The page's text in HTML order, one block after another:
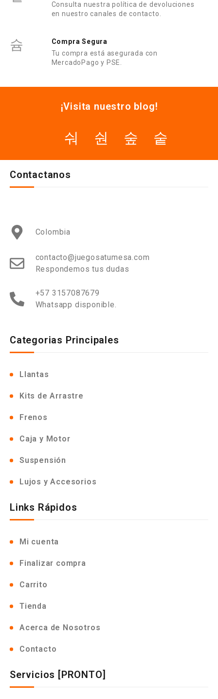
Consulta nuestra política de devoluciones
en nuestro canales de contacto.
Compra Segura
Tu compra está asegurada con
MercadoPago y PSE.
¡Visita nuestro blog!
Contactanos
Colombia
contacto@juegosatumesa.com
Respondemos tus dudas
+57 3157087679
Whatsapp disponible.
Categorias Principales
Llantas
Kits de Arrastre
Frenos
Caja y Motor
Suspensión
Lujos y Accesorios
Links Rápidos
Mi cuenta
Finalizar compra
Carrito
Tienda
Acerca de Nosotros
Contacto
Servicios [PRONTO]